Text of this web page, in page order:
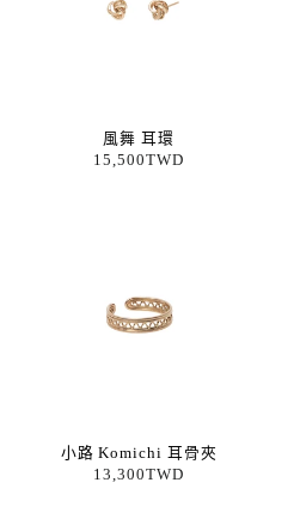
風舞 耳環
15,500TWD
小路 Komichi 耳骨夾
13,300TWD